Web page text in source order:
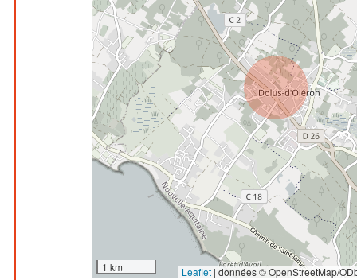
1 km Leaflet | données © OpenStreetMap/